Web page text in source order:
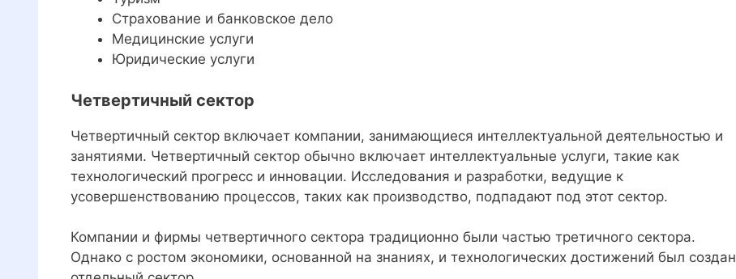
Страхование и банковское дело
Медицинские услуги
Юридические услуги
Четвертичный сектор
Четвертичный сектор включает компании, занимающиеся интеллектуальной деятельностью и
занятиями. Четвертичный сектор обычно включает интеллектуальные услуги, такие как
технологический прогресс и инновации. Исследования и разработки, ведущие к
усовершенствованию процессов, таких как производство, подпадают под этот сектор.
Компании и фирмы четвертичного сектора традиционно были частью третичного сектора.
Однако с ростом экономики, основанной на знаниях, и технологических достижений был создан